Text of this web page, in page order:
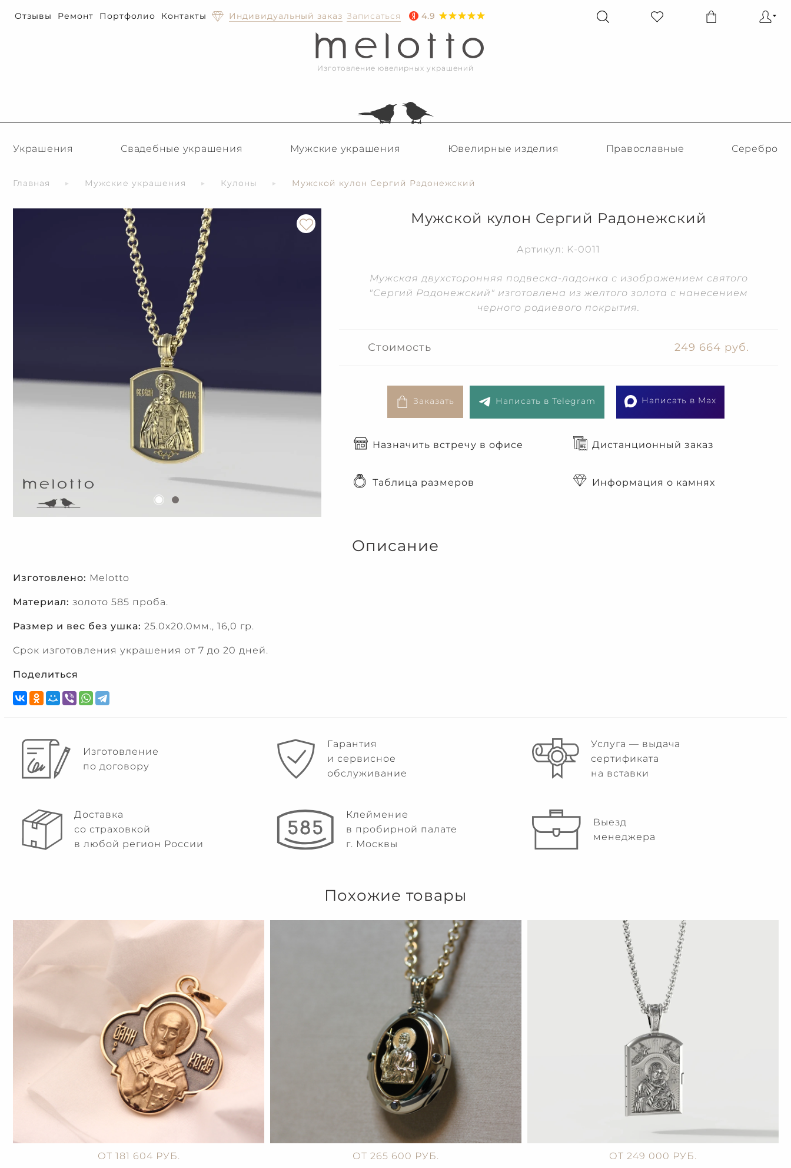
Отзывы Ремонт Портфолио Контакты Индивидуальный заказ Записаться 4.9
Изготовление ювелирных украшений
Украшения Свадебные украшения Мужские украшения Ювелирные изделия Православные Серебро
Главная Мужские украшения Кулоны Мужской кулон Сергий Радонежский
Мужской кулон Сергий Радонежский
Артикул: K-0011
Мужская двухсторонняя подвеска-ладонка с изображением святого
"Сергий Радонежский" изготовлена из желтого золота с нанесением
черного родиевого покрытия.
Стоимость 249 664 руб.
Заказать Написать в Telegram Написать в Max
Назначить встречу в офисе Дистанционный заказ
Таблица размеров Информация о камнях
Описание
Изготовлено: Melotto
Материал: золото 585 проба.
Размер и вес без ушка: 25.0х20.0мм., 16,0 гр.
Срок изготовления украшения от 7 до 20 дней.
Поделиться
Изготовление
по договору
Гарантия
и сервисное
обслуживание
Услуга — выдача
сертификата
на вставки
Доставка
со страховкой
в любой регион России
Клеймение
в пробирной палате
г. Москвы
Выезд
менеджера
Похожие товары
ОТ 181 604 РУБ. ОТ 265 600 РУБ. ОТ 249 000 РУБ.